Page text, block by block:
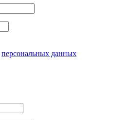
персональных данных